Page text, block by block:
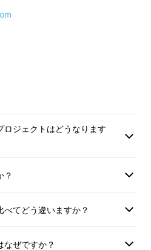
い主も年々増加していま
ロジェクトはどうなります
？
てどう違いますか？
なぜですか？